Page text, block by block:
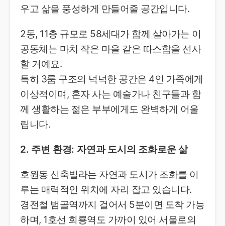
우고 삶을 풍성하게 만들어줄 공간입니다.
2동, 11층 규모로 58세대가 함께 살아가는 이
공동체는 마치 작은 마을 같은 따스함을 선사
할 거예요.
특히 3룸 구조의 넉넉한 공간은 4인 가족에게
이상적이며, 혼자 사는 예술가나 친구들과 함
께 생활하는 젊은 부부에게도 완벽하게 어울
립니다.
2. 주변 환경: 자연과 도시의 조화로운 삶
호원동 신축빌라는 자연과 도시가 조화를 이
루는 매력적인 위치에 자리 잡고 있습니다.
경전철 범골역까지 걸어서 5분이면 도착 가능
하며, 1호선 회룡역도 가까이 있어 서울로의